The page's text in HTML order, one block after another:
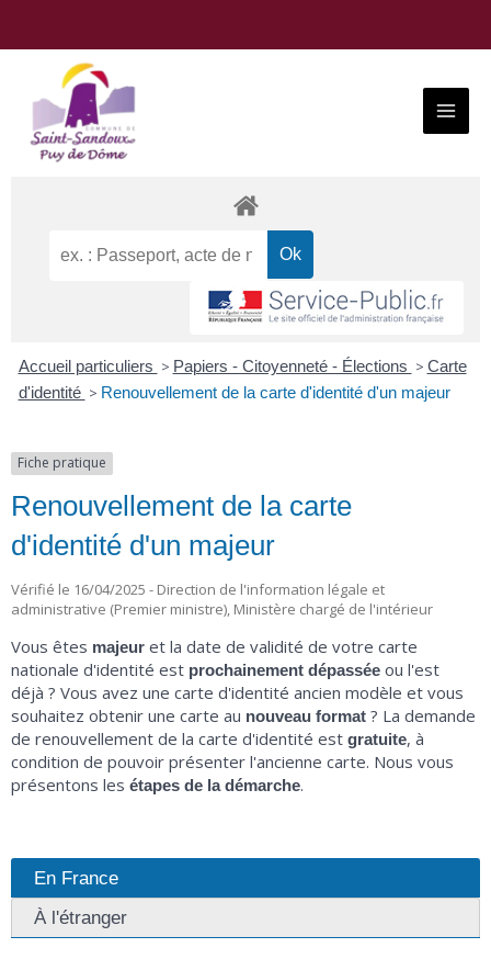
Menu
Accueil particuliers > Papiers - Citoyenneté - Élections > Carte
d'identité > Renouvellement de la carte d'identité d'un majeur
Fiche pratique
Renouvellement de la carte
d'identité d'un majeur
Vérifié le 16/04/2025 - Direction de l'information légale et
administrative (Premier ministre), Ministère chargé de l'intérieur
Vous êtes majeur et la date de validité de votre carte
nationale d'identité est prochainement dépassée ou l'est
déjà ? Vous avez une carte d'identité ancien modèle et vous
souhaitez obtenir une carte au nouveau format ? La demande
de renouvellement de la carte d'identité est gratuite, à
condition de pouvoir présenter l'ancienne carte. Nous vous
présentons les étapes de la démarche.
En France
À l'étranger